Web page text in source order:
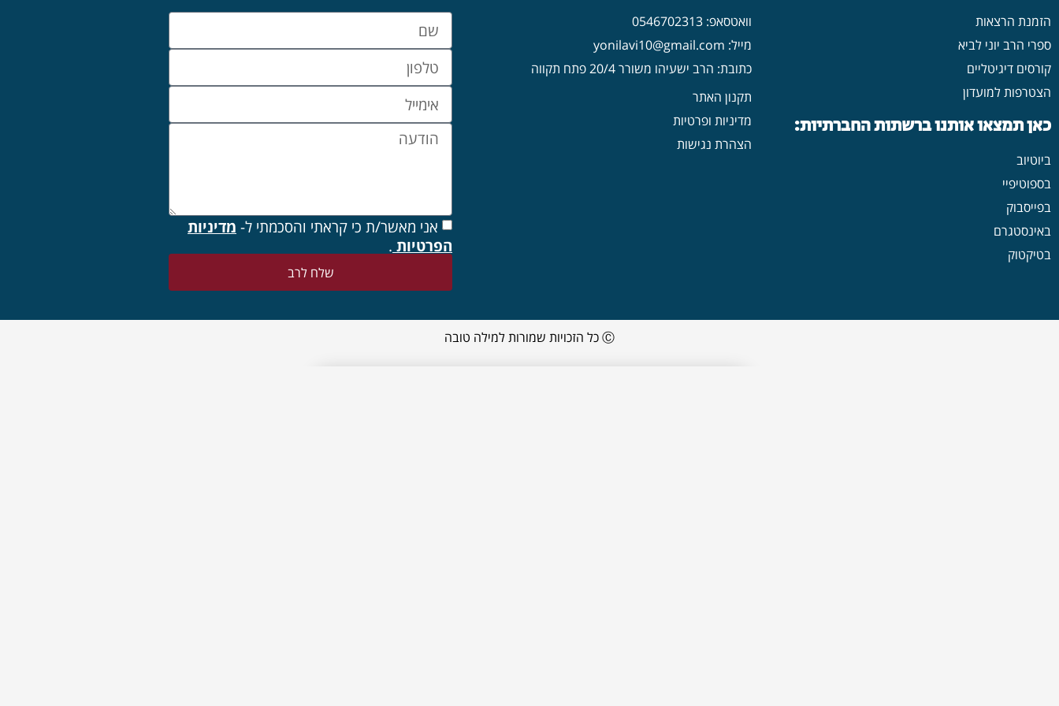
הזמנת הרצאות
ספרי הרב יוני לביא
קורסים דיגיטליים
הצטרפות למועדון
כאן תמצאו אותנו ברשתות החברתיות:
ביוטיוב
בספוטיפיי
בפייסבוק
באינסטגרם
בטיקטוק
וואטסאפ: 0546702313
מייל: yonilavi10@gmail.com
כתובת: הרב ישעיהו משורר 20/4 פתח תקווה
תקנון האתר
מדיניות ופרטיות
הצהרת נגישות
אני מאשר/ת כי קראתי והסכמתי ל- מדיניות
הפרטיות .
שלח לרב
Ⓒ כל הזכויות שמורות למילה טובה